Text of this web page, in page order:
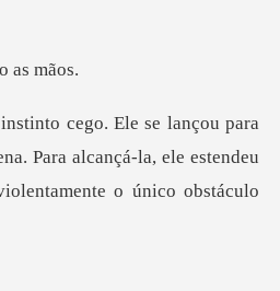
Para alcançá-la, ele estendeu